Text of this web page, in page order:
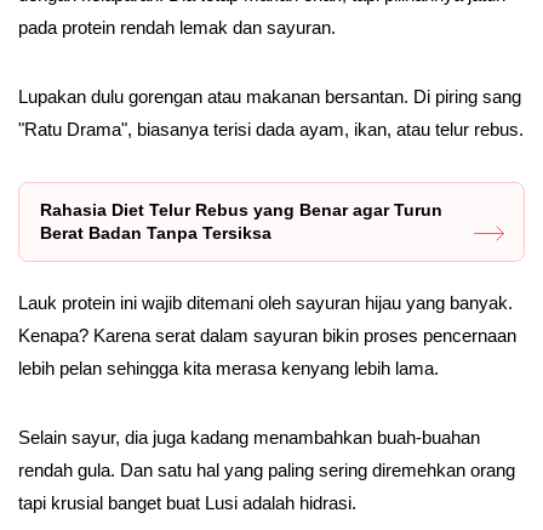
pada protein rendah lemak dan sayuran.
Lupakan dulu gorengan atau makanan bersantan. Di piring sang
"Ratu Drama", biasanya terisi dada ayam, ikan, atau telur rebus.
Rahasia Diet Telur Rebus yang Benar agar Turun
Berat Badan Tanpa Tersiksa
Lauk protein ini wajib ditemani oleh sayuran hijau yang banyak.
Kenapa? Karena serat dalam sayuran bikin proses pencernaan
lebih pelan sehingga kita merasa kenyang lebih lama.
Selain sayur, dia juga kadang menambahkan buah-buahan
rendah gula. Dan satu hal yang paling sering diremehkan orang
tapi krusial banget buat Lusi adalah hidrasi.